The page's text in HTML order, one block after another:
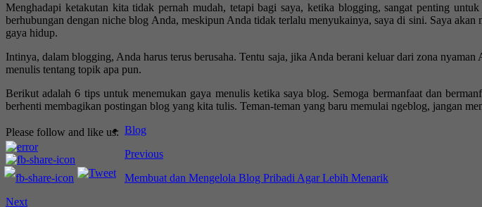
Menghadapi ketakutan kita tidak pernah mudah, tetapi bagi saya, ketika blogging, sangat penting
berhubungan dengan niche blog Anda, meskipun Anda tidak terlalu menyukainya, saya di sini. Saya
gaya hidup.
Intinya, dalam blogging, Anda harus terus berusaha. Tentu saja, jika Anda berani keluar dari zona
menulis tentang topik apa pun. ️
Berikut adalah 6 tips untuk menemukan gaya menulis ketika saya blog. Semoga bermanfaat dan
berhenti membagikan postingan blog yang kita tulis. Teman-teman yang baru memulai ngeblog, jangan
Please follow and like us: Blog
Previous
Membuat dan Mengelola Blog Pribadi Agar Lebih Menarik
Next